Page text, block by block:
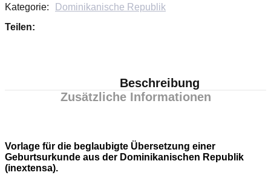
Kategorie:
Dominikanische Republik
Teilen:
Beschreibung
Zusätzliche Informationen
Vorlage für die beglaubigte Übersetzung einer
Geburtsurkunde aus der Dominikanischen Republik
(inextensa).